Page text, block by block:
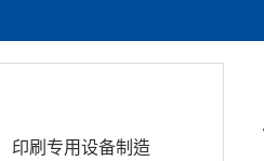
印刷专用设备制造